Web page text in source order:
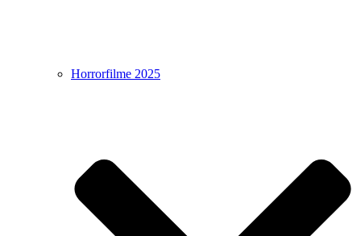
Horrorfilme 2025